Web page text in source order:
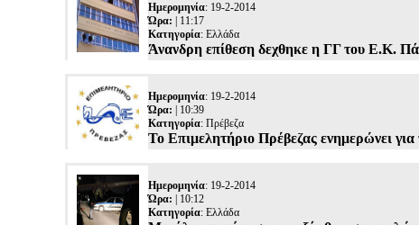
Ημερομηνία: 19-2-2014
Ώρα:
| 11:17
Κατηγορία:Ελλάδα
Άνανδρη επίθεση δεχθηκε η ΓΓ του Ε.Κ.
Ημερομηνία: 19-2-2014
Ώρα:
| 10:39
Κατηγορία:Πρέβεζα
Το Επιμελητήριο Πρέβεζας ενημερώνει
Ημερομηνία: 19-2-2014
Ώρα:
| 10:12
Κατηγορία:Ελλάδα